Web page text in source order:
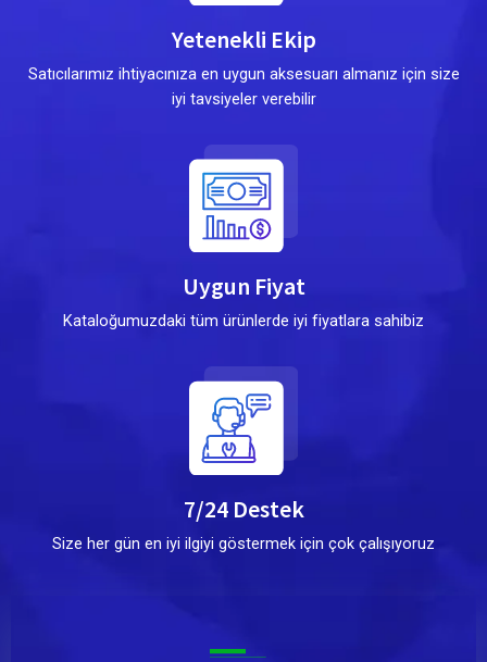
Yetenekli Ekip
Satıcılarımız ihtiyacınıza en uygun aksesuarı almanız için size
iyi tavsiyeler verebilir
Uygun Fiyat
Kataloğumuzdaki tüm ürünlerde iyi fiyatlara sahibiz
7/24 Destek
Size her gün en iyi ilgiyi göstermek için çok çalışıyoruz